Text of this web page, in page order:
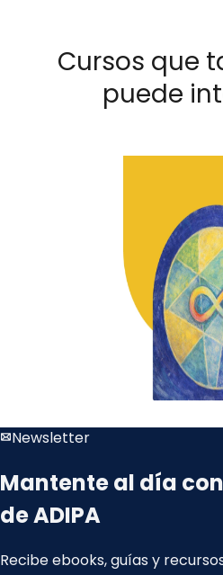
Cursos que
puede